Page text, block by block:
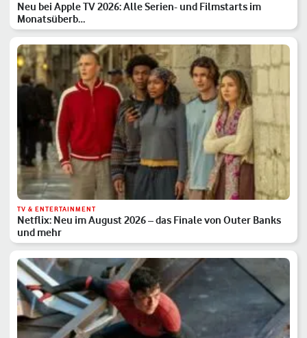
Neu bei Apple TV 2026: Alle Serien- und Filmstarts im
Monatsüberb…
TV & ENTERTAINMENT
Netflix: Neu im August 2026 – das Finale von Outer Banks
und mehr